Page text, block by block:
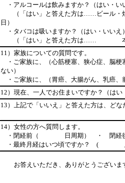
・アルコールは飲みますか？（はい・い
（「はい」と答えた方は……ビール
日）
・タバコは吸いますか？（はい・いいえ
（「はい」と答えた方は……
11）家族についての質問です。
・ご家族に、（心筋梗塞、狭心症、脳
ない）
・ご家族に、（胃癌、大腸がん、乳癌
12）現在、一人でお住まいですか？（はい
13）上記で「いいえ」と答えた方は、ど
14）女性の方へ質問します。
・閉経前（ 日周期） ・ 閉
・最終月経はいつ頃ですか
お答えいただき、ありがとうござい